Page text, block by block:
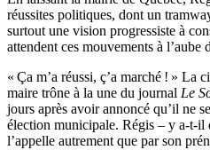
réussites politiques, dont un
surtout une vision progressiste à
attendent ces mouvements à l’aube
« Ça m’a réussi, ç’a marché ! » La
maire trône à la une du journal Le
jours après avoir annoncé qu’il ne
élection municipale. Régis – y a-t-il
l’appelle autrement que par son